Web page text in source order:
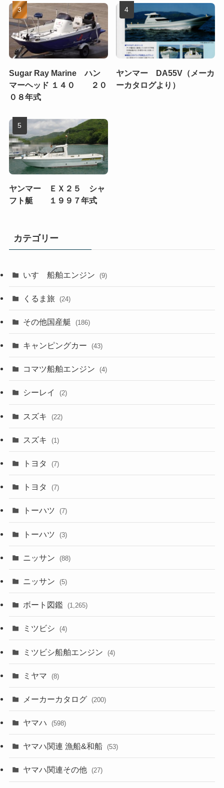
Sugar Ray Marine ハン
マーヘッド １４０ ２０
０８年式
ヤンマー DA55V（メーカ
ーカタログより）
ヤンマー ＥＸ２５ シャ
フト艇 １９９７年式
カテゴリー
いすゞ船舶エンジン (9)
くるま旅 (24)
その他国産艇 (186)
キャンピングカー (43)
コマツ船舶エンジン (4)
シーレイ (2)
スズキ (22)
スズキ (1)
トヨタ (7)
トヨタ (7)
トーハツ (7)
トーハツ (3)
ニッサン (88)
ニッサン (5)
ボート図鑑 (1,265)
ミツビシ (4)
ミツビシ船舶エンジン (4)
ミヤマ (8)
メーカーカタログ (200)
ヤマハ (598)
ヤマハ関連 漁船&和船 (53)
ヤマハ関連その他 (27)